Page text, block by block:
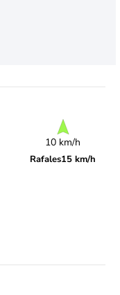
10 km/h
Rafales15 km/h